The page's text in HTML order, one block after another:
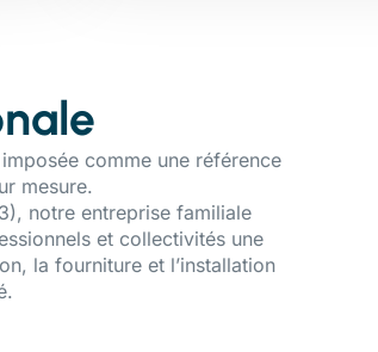
comme une référence
mesure.
notre entreprise familiale
et collectivités une
la fourniture et l’installation